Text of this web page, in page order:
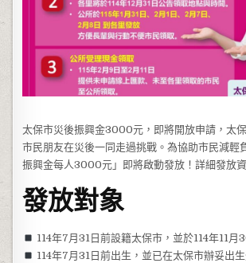
太保市災後振興金3000元，即將開放申請，太
市民朋友在災後一同走過挑戰。為協助市民減輕
振興金每人3000元」即將啟動發放！詳細發放資
發放對象
114年7月31日前設籍太保市，並於114年11月
114年7月31日前出生，並已在太保市辦妥出